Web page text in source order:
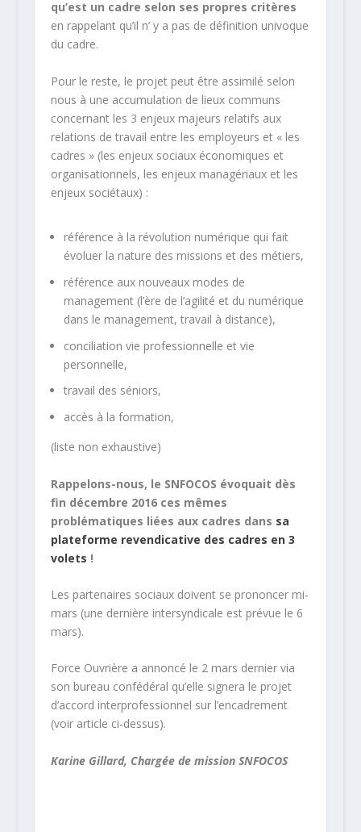
qu’est un cadre selon ses propres critères
en rappelant qu’il n’ y a pas de définition univoque
du cadre.
Pour le reste, le projet peut être assimilé selon
nous à une accumulation de lieux communs
concernant les 3 enjeux majeurs relatifs aux
relations de travail entre les employeurs et « les
cadres » (les enjeux sociaux économiques et
organisationnels, les enjeux managériaux et les
enjeux sociétaux) :
référence à la révolution numérique qui fait
évoluer la nature des missions et des métiers,
référence aux nouveaux modes de
management (l’ère de l’agilité et du numérique
dans le management, travail à distance),
conciliation vie professionnelle et vie
personnelle,
travail des séniors,
accès à la formation,
(liste non exhaustive)
Rappelons-nous, le SNFOCOS évoquait dès
fin décembre 2016 ces mêmes
problématiques liées aux cadres dans sa
plateforme revendicative des cadres en 3
volets !
Les partenaires sociaux doivent se prononcer mi-
mars (une dernière intersyndicale est prévue le 6
mars).
Force Ouvrière a annoncé le 2 mars dernier via
son bureau confédéral qu’elle signera le projet
d’accord interprofessionnel sur l’encadrement
(voir article ci-dessus).
Karine Gillard, Chargée de mission SNFOCOS